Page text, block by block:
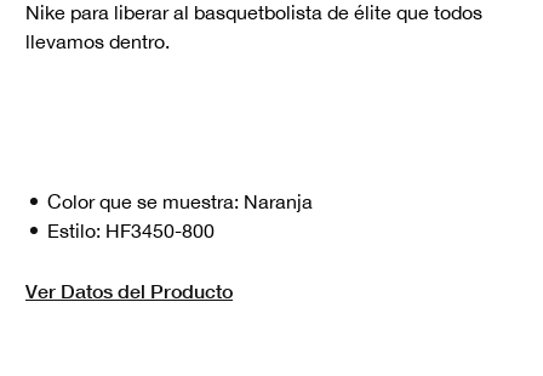
Nike para liberar al basquetbolista de élite que todos
llevamos dentro.
Color que se muestra: Naranja
Estilo: HF3450-800
Ver Datos del Producto